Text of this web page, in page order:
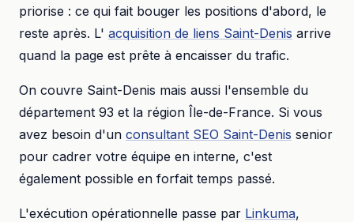
priorise : ce qui fait bouger les positions d'abord, le
reste après. L' acquisition de liens Saint-Denis arrive
quand la page est prête à encaisser du trafic.
On couvre Saint-Denis mais aussi l'ensemble du
département 93 et la région Île-de-France. Si vous
avez besoin d'un consultant SEO Saint-Denis senior
pour cadrer votre équipe en interne, c'est
également possible en forfait temps passé.
L'exécution opérationnelle passe par Linkuma,